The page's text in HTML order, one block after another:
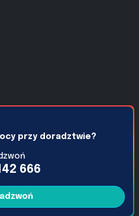
przy doradztwie?
666